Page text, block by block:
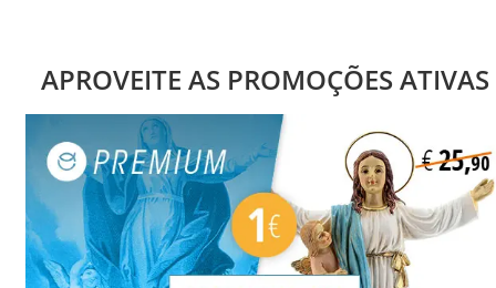
APROVEITE AS PROMOÇÕES ATIVAS